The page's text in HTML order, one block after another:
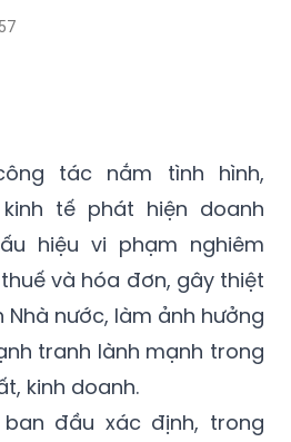
tác nắm tình hình,
tế phát hiện doanh
hiệu vi phạm nghiêm
và hóa đơn, gây thiệt
nước, làm ảnh hưởng
tranh lành mạnh trong
kinh doanh.
đầu xác định, trong